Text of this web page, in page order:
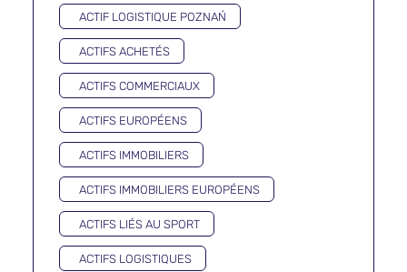
ACTIF LOGISTIQUE POZNAŃ
ACTIFS ACHETÉS
ACTIFS COMMERCIAUX
ACTIFS EUROPÉENS
ACTIFS IMMOBILIERS
ACTIFS IMMOBILIERS EUROPÉENS
ACTIFS LIÉS AU SPORT
ACTIFS LOGISTIQUES